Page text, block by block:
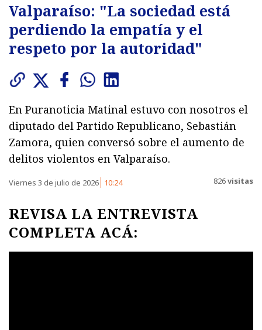
Valparaíso: "La sociedad está
perdiendo la empatía y el
respeto por la autoridad"
En Puranoticia Matinal estuvo con nosotros el
diputado del Partido Republicano, Sebastián
Zamora, quien conversó sobre el aumento de
delitos violentos en Valparaíso.
Viernes 3 de julio de 2026 10:24 826visitas
REVISA LA ENTREVISTA
COMPLETA ACÁ: